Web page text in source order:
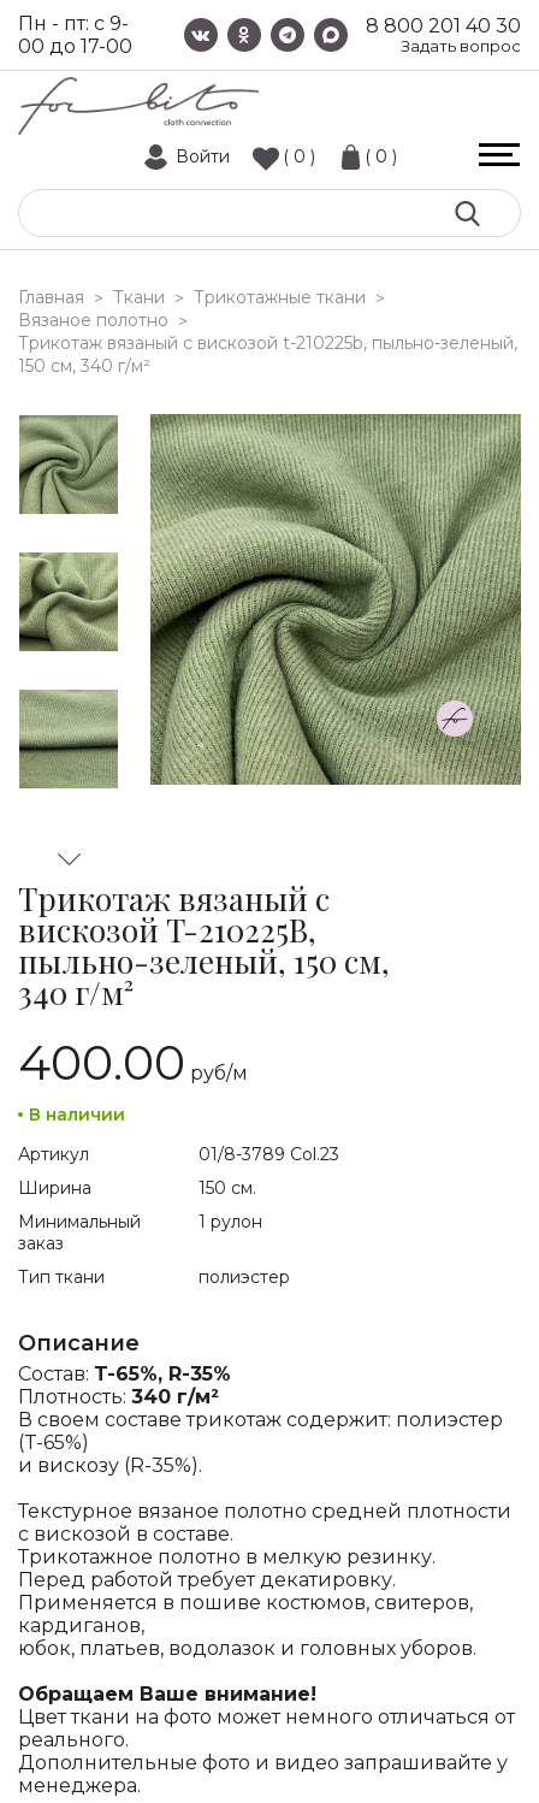
8 800 201 40 30
Задать вопрос
Пн - пт: с 9-
00 до 17-00
Войти ( 0 ) ( 0 )
Главная > Ткани > Трикотажные ткани >
Вязаное полотно >
трикотаж вязаный с вискозой t-210225b, пыльно-зеленый,
150 см, 340 г/м²
Трикотаж вязаный с
вискозой T-210225B,
пыльно-зеленый, 150 см,
340 г/м²
400.00 руб/м
В наличии
Артикул
01/8-3789 Col.23
Ширина
150 см.
Минимальный
заказ
1 рулон
Тип ткани полиэстер
Описание
Состав: T-65%, R-35%
Плотность: 340 г/м²
В своем составе трикотаж содержит: полиэстер
(T-65%)
и вискозу (R-35%).
Текстурное вязаное полотно средней плотности
с вискозой в составе.
Трикотажное полотно в мелкую резинку.
Перед работой требует декатировку.
Применяется в пошиве костюмов, свитеров,
кардиганов,
юбок, платьев, водолазок и головных уборов.
Обращаем Ваше внимание!
Цвет ткани на фото может немного отличаться от
реального.
Дополнительные фото и видео запрашивайте у
менеджера.